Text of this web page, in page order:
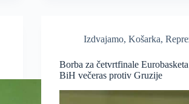
Izdvajamo,Košarka,
Borba za četvrtfinale
BiH večeras protiv Gruzije